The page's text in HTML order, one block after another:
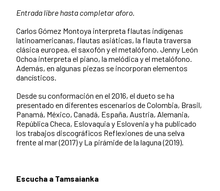
Entrada libre hasta completar aforo.
Carlos Gómez Montoya interpreta flautas indígenas
latinoamericanas, flautas asiáticas, la flauta traversa
clásica europea, el saxofón y el metalófono. Jenny León
Ochoa interpreta el piano, la melódica y el metalófono.
Además, en algunas piezas se incorporan elementos
dancísticos.
Desde su conformación en el 2016, el dueto se ha
presentado en diferentes escenarios de Colombia, Brasil,
Panamá, México, Canadá, España, Austria, Alemania,
República Checa, Eslovaquia y Eslovenia y ha publicado
los trabajos discográficos Reflexiones de una selva
frente al mar (2017) y La pirámide de la laguna (2019).
Escucha a Tamsaianka